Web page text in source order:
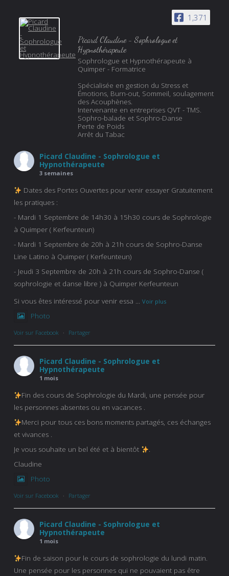
1,371
Picard Claudine - Sophrologue et
Hypnothérapeute
Sophrologue et Hypnothérapeute à
Quimper - Formatrice
Spécialisée en gestion du Stress et
Émotions, Burn-out, Sommeil, soulagement
des Acouphènes.
Intervenante en entreprises QVT - TMS.
Sophro-balade et Sophro-Danse
Perte de Poids
Arrêt du Tabac
Picard Claudine - Sophrologue et
Hypnothérapeute
3 semaines
Dates des Portes Ouvertes pour venir essayer Gratuitement
les pratiques :
- Mardi 1 Septembre de 14h30 à 15h30 cours de Sophrologie
à Quimper ( Kerfeunteun)
- Mardi 1 Septembre de 20h à 21h cours de Sophro-Danse
Line Latino à Quimper ( Kerfeunteun)
- Jeudi 3 Septembre de 20h à 21h cours de Sophro-Danse (
sophrologie et danse libre ) à Quimper Kerfeunteun
Si vous êtes intéressé pour venir essa ... Voir plus
Photo
Voir sur Facebook · Partager
Picard Claudine - Sophrologue et
Hypnothérapeute
1 mois
Fin des cours de Sophrologie du Mardi, une pensée pour
les personnes absentes ou en vacances .
Merci pour tous ces bons moments partagés, ces échanges
et vivances .
Je vous souhaite un bel été et à bientôt
.
Claudine
Photo
Voir sur Facebook · Partager
Picard Claudine - Sophrologue et
Hypnothérapeute
1 mois
Fin de saison pour le cours de sophrologie du lundi matin.
Une pensée pour les personnes qui ne pouvaient pas être